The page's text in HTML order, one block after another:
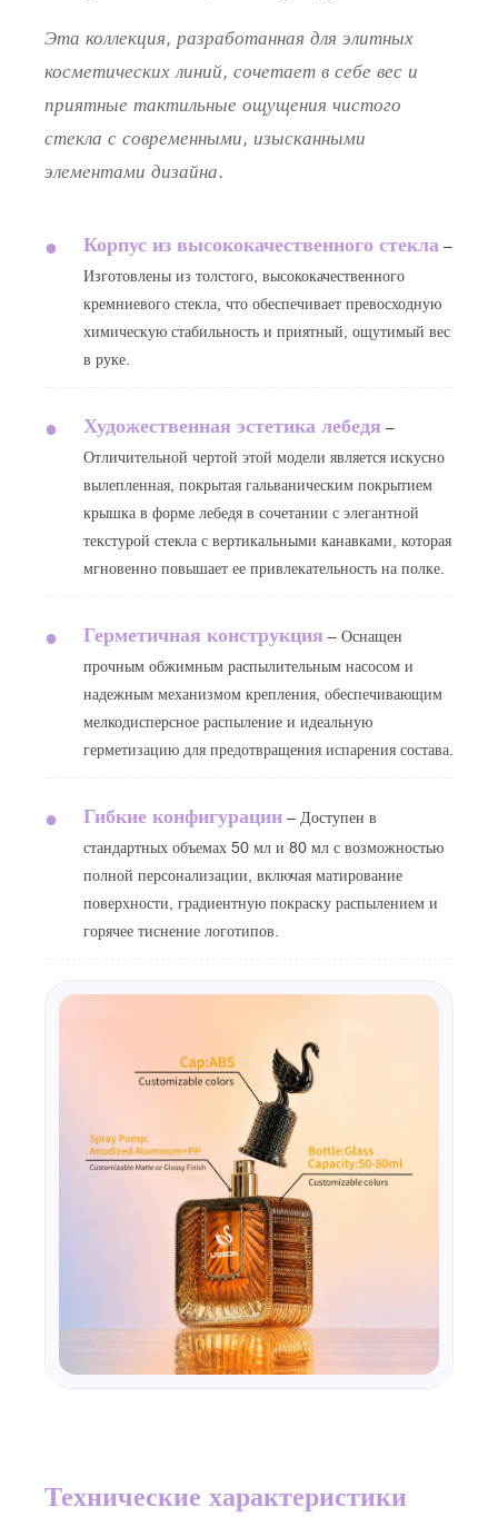
Эта коллекция, разработанная для элитных
косметических линий, сочетает в себе вес и
приятные тактильные ощущения чистого
стекла с современными, изысканными
элементами дизайна.
● Корпус из высококачественного стекла –
Изготовлены из толстого, высококачественного
кремниевого стекла, что обеспечивает превосходную
химическую стабильность и приятный, ощутимый вес
в руке.
● Художественная эстетика лебедя –
Отличительной чертой этой модели является искусно
вылепленная, покрытая гальваническим покрытием
крышка в форме лебедя в сочетании с элегантной
текстурой стекла с вертикальными канавками, которая
мгновенно повышает ее привлекательность на полке.
● Герметичная конструкция – Оснащен
прочным обжимным распылительным насосом и
надежным механизмом крепления, обеспечивающим
мелкодисперсное распыление и идеальную
герметизацию для предотвращения испарения состава.
● Гибкие конфигурации – Доступен в
стандартных объемах 50 мл и 80 мл с возможностью
полной персонализации, включая матирование
поверхности, градиентную покраску распылением и
горячее тиснение логотипов.
Технические характеристики